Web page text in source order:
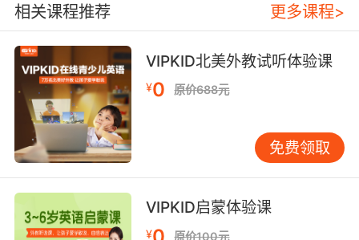
氛围。 第二步是“游戏化玩”。当孩子熟悉旋律
后，加入互动游戏。例如
《TheWheelsontheBus》，可以准备玩具巴士，
唱到对应歌词时让巴士转圈或开关车门。对于有
动作的歌曲，家长可夸张表演，孩子天性爱模
仿，很快便会跟随。 歌词填空游戏也很受欢迎。
将歌词打印出来，空出几个关键词，播放时让孩
子填写。这能训练听力，并让孩子关注具体词
汇。有家长在教《TwinkleTwinkleLittleStar》时
用了此法，孩子玩得不亦乐乎，主动要求重复。
第三步才是“自信地唱”。经过前两个阶段的铺
相关课程推荐 更多课程>
VIPKID北美外教试听体验课
¥0 原价688元
免费领取
VIPKID启蒙体验课
¥ 原价100元